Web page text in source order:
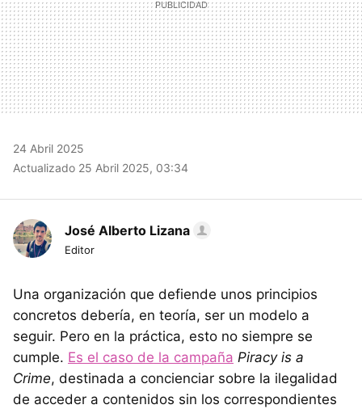
24 Abril 2025
Actualizado 25 Abril 2025, 03:34
José Alberto Lizana
Editor
Una organización que defiende unos principios
concretos debería, en teoría, ser un modelo a
seguir. Pero en la práctica, esto no siempre se
cumple. Es el caso de la campaña Piracy is a
Crime, destinada a concienciar sobre la ilegalidad
de acceder a contenidos sin los correspondientes